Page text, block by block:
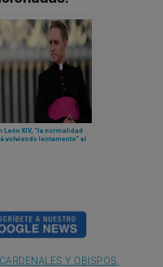
León XIV, “la normalidad
volviendo lentamente” al
CARDENALES Y OBISPOS